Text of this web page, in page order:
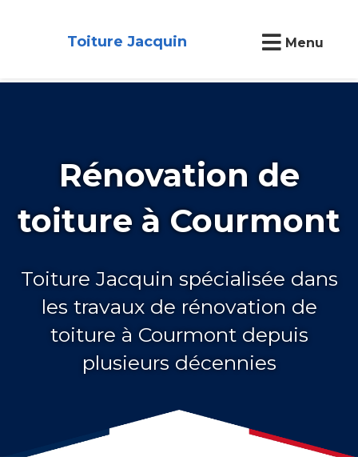
Toiture Jacquin Menu
Rénovation de
toiture à Courmont
Toiture Jacquin spécialisée dans
les travaux de rénovation de
toiture à Courmont depuis
plusieurs décennies